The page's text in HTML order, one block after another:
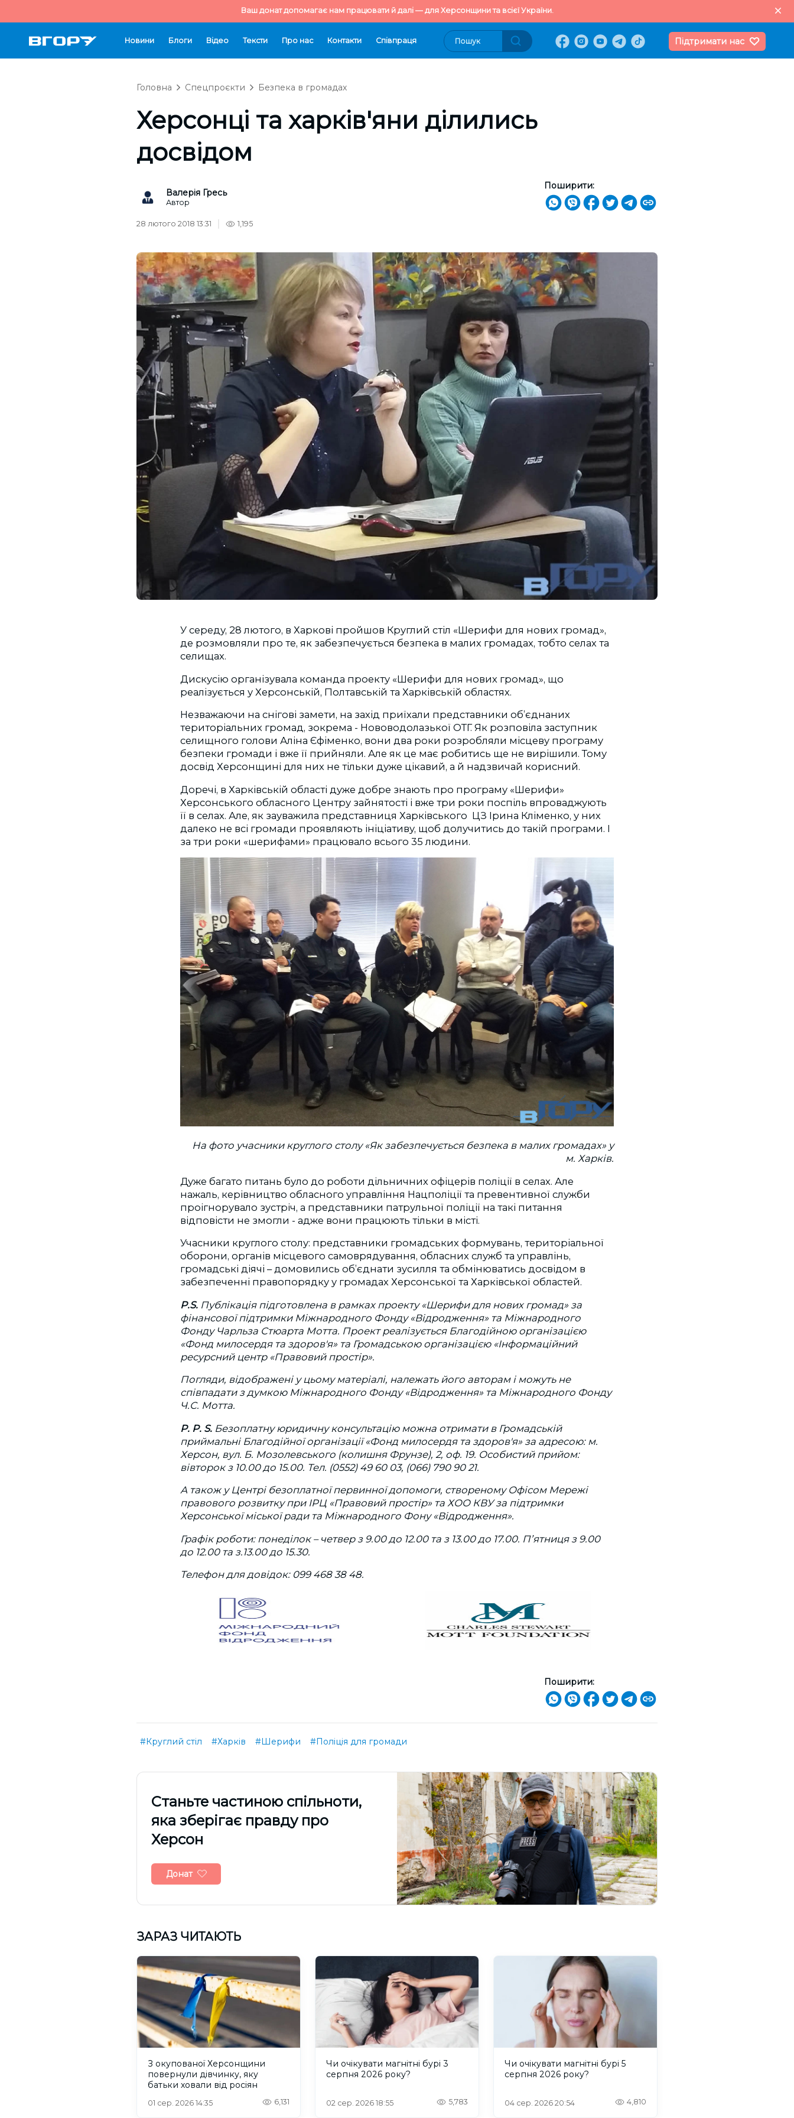
Ваш донат допомагає нам працювати й далі — для Херсонщини та всієї України.
Новини Блоги Відео Тексти Про нас Контакти Cпівпраця Підтримати нас
Головна Спецпроєкти Безпека в громадах
Херсонці та харків'яни ділились
досвідом
Валерія Гресь
Автор
Поширити:
28 лютого 2018 13:31 1,195
У середу, 28 лютого, в Харкові пройшов Круглий стіл «Шерифи для нових громад»,
де розмовляли про те, як забезпечується безпека в малих громадах, тобто селах та
селищах.
Дискусію організувала команда проекту «Шерифи для нових громад», що
реалізується у Херсонській, Полтавській та Харківській областях.
Незважаючи на снігові замети, на захід приїхали представники об’єднаних
територіальних громад, зокрема - Нововодолазької ОТГ. Як розповіла заступник
селищного голови Аліна Єфіменко, вони два роки розробляли місцеву програму
безпеки громади і вже її прийняли. Але як це має робитись ще не вирішили. Тому
досвід Херсонщині для них не тільки дуже цікавий, а й надзвичай корисний.
Доречі, в Харківській області дуже добре знають про програму «Шерифи»
Херсонського обласного Центру зайнятості і вже три роки поспіль впроваджують
її в селах. Але, як зауважила представниця Харківського ЦЗ Ірина Кліменко, у них
далеко не всі громади проявляють ініціативу, щоб долучитись до такій програми. І
за три роки «шерифами» працювало всього 35 людини.
На фото учасники круглого столу «Як забезпечується безпека в малих громадах» у
м. Харків.
Дуже багато питань було до роботи дільничних офіцерів поліції в селах. Але
нажаль, керівництво обласного управління Нацполіції та превентивної служби
проігнорувало зустріч, а представники патрульної поліції на такі питання
відповісти не змогли - адже вони працюють тільки в місті.
Учасники круглого столу: представники громадських формувань, територіальної
оборони, органів місцевого самоврядування, обласних служб та управлінь,
громадські діячі – домовились об’єднати зусилля та обмінюватись досвідом в
забезпеченні правопорядку у громадах Херсонської та Харківської областей.
P.S. Публікація підготовлена ​​в рамках проекту «Шерифи для нових громад» за
фінансової підтримки Міжнародного Фонду «Відродження» та Міжнародного
Фонду Чарльза Стюарта Мотта. Проект реалізується Благодійною організацією
«Фонд милосердя та здоров'я» та Громадською організацією «Інформаційний
ресурсний центр «Правовий простір».
Погляди, відображені у цьому матеріалі, належать його авторам і можуть не
співпадати з думкою Міжнародного Фонду «Відродження» та Міжнародного Фонду
Ч.С. Мотта.
P. P. S. Безоплатну юридичну консультацію можна отримати в Громадській
приймальні Благодійної організації «Фонд милосердя та здоров'я» за адресою: м.
Херсон, вул. Б. Мозолевського (колишня Фрунзе), 2, оф. 19. Особистий прийом:
вівторок з 10.00 до 15.00. Тел. (0552) 49 60 03, (066) 790 90 21.
А також у Центрі безоплатної первинної допомоги, створеному Офісом Мережі
правового розвитку при ІРЦ «Правовий простір» та ХОО КВУ за підтримки
Херсонської міської ради та Міжнародного Фону «Відродження».
Графік роботи: понеділок – четвер з 9.00 до 12.00 та з 13.00 до 17.00. П’ятниця з 9.00
до 12.00 та з.13.00 до 15.30.
Телефон для довідок: 099 468 38 48.
Поширити:
#Круглий стіл #Харків #Шерифи #Поліція для громади
Cтаньте частиною спільноти,
яка зберігає правду про
Херсон
Донат
ЗАРАЗ ЧИТАЮТЬ
З окупованої Херсонщини
повернули дівчинку, яку
батьки ховали від росіян
01 сер. 2026 14:35 6,131
Чи очікувати магнітні бурі 3
серпня 2026 року?
02 сер. 2026 18:55 5,783
Чи очікувати магнітні бурі 5
серпня 2026 року?
04 сер. 2026 20:54 4,810